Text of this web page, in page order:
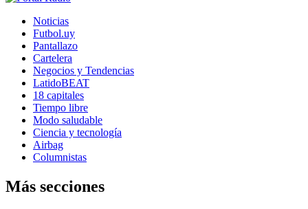
Noticias
Futbol.uy
Pantallazo
Cartelera
Negocios y Tendencias
LatidoBEAT
18 capitales
Tiempo libre
Modo saludable
Ciencia y tecnología
Airbag
Columnistas
Más secciones